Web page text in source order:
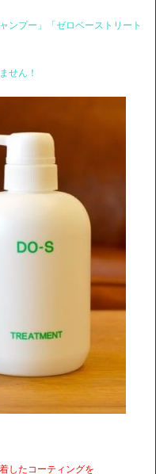
ンプー」「ゼロベーストリート
せん！
したコーティングを